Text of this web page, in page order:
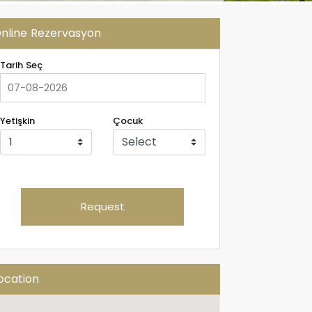
Rezervasyon
Tarih Seç
Yetişkin Çocuk
Request